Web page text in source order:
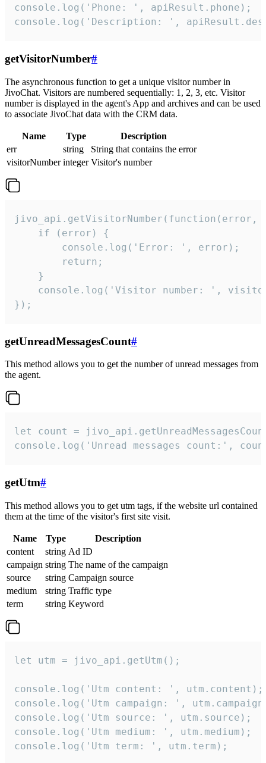
console.log('Phone: ', apiResult.phone);
console.log('Description: ',
getVisitorNumber#
The asynchronous function to get a unique visitor number in
JivoChat. Visitors are numbered sequentially: 1, 2, 3, etc. Visitor
number is displayed in the agent's App and archives and can be used
to associate JivoChat data with the CRM data.
Name Type
Description
err
string
String that contains the error
visitorNumber integer Visitor's number
jivo_api.getVisitorNumber(function(error,
    if (error) {
        console.log('Error: ', error);
        return;
    }
console.log('Visitor number: ',
});
getUnreadMessagesCount#
This method allows you to get the number of unread messages from
the agent.
let count =
console.log('Unread messages count:',
getUtm#
This method allows you to get utm tags, if the website url contained
them at the time of the visitor's first site visit.
Name Type
Description
content
string Ad ID
campaign string The name of the campaign
source
string Campaign source
medium
string Traffic type
term
string Keyword
let utm = jivo_api.getUtm();
console.log('Utm content: ', utm.content);
console.log('Utm campaign: ',
console.log('Utm source: ', utm.source);
console.log('Utm medium: ', utm.medium);
console.log('Utm term: ', utm.term);